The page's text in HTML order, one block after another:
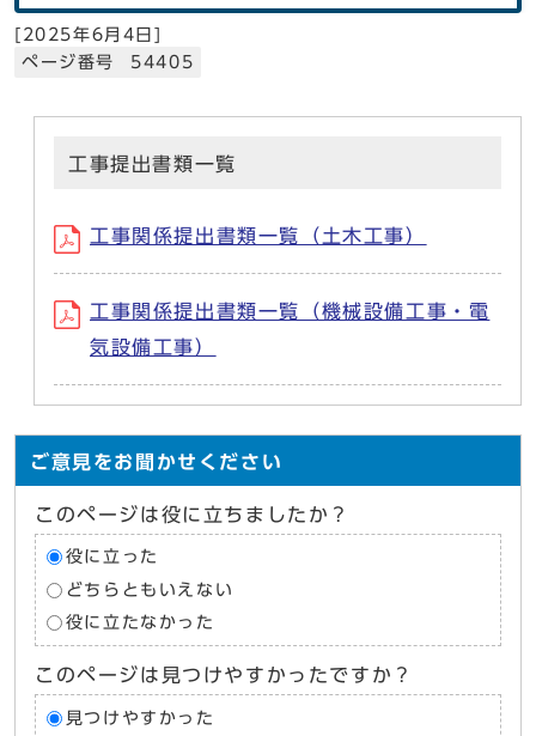
[ 2025年6月4日]
ページ番号 54405
工事提出書類一覧
工事関係提出書類一覧（土木工事）
工事関係提出書類一覧（機械設備工事・電
気設備工事）
ご意見をお聞かせください
このページは役に立ちましたか？
役に立った
どちらともいえない
役に立たなかった
このページは見つけやすかったですか？
見つけやすかった